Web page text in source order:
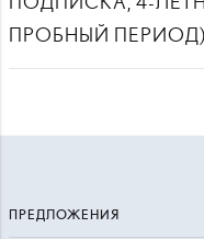
ПРОБНЫЙ
ПРЕДЛОЖЕНИЯ